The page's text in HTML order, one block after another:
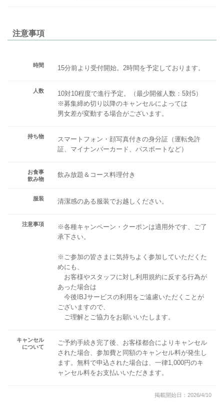
注意事項
時間 15分前より受付開始。2時間を予定しております。
人数
10対10程度で進行予定。（最少開催人数：5対5）
※募集締め切り以降のキャンセルによっては
男女差が変動する場合がございます。
持ち物
スマートフォン・顔写真付きの身分証（運転免許
証、マイナンバーカード、パスポートなど）
お食事
飲み物
飲み放題＆コース料理付き
服装 清潔感のある服装でお越しください。
注意事項
※各種キャンペーン・クーポンは適用外です、ご了
承下さい。
※ご参加の皆さまに気持ちよく参加していただくた
めにも、
お客様やスタッフに対し利用規約に反する行為が
あった場合は
今後IBJサービスの利用をご遠慮いただくことが
ございますので、
ご理解とご協力をお願いいたします。
キャンセル
について
ご予約手続き完了後、お客様都合によりキャンセル
された場合、参加費と同額のキャンセル料が発生し
ます。無料で申込された場合は、一律1,000円のキ
ャンセル料をお支払いいただきます。
掲載開始日：2026/4/10